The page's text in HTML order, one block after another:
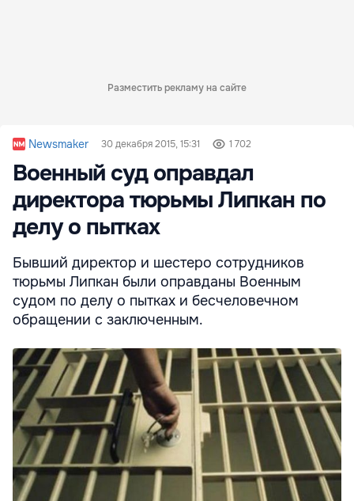
Разместить рекламу на сайте
Newsmaker 30 декабря 2015, 15:31 1 702
Военный суд оправдал
директора тюрьмы Липкан по
делу о пытках
Бывший директор и шестеро сотрудников
тюрьмы Липкан были оправданы Военным
судом по делу о пытках и бесчеловечном
обращении с заключенным.